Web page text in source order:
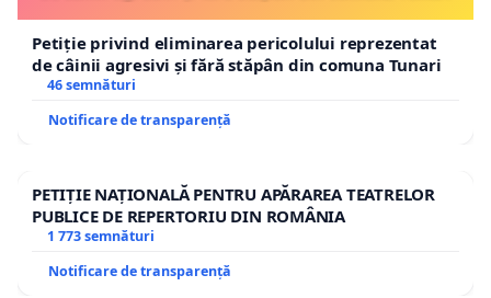
Petiție privind eliminarea pericolului reprezentat
de câinii agresivi și fără stăpân din comuna Tunari
46 semnături
Notificare de transparență
PETIȚIE NAȚIONALĂ PENTRU APĂRAREA TEATRELOR
PUBLICE DE REPERTORIU DIN ROMÂNIA
1 773 semnături
Notificare de transparență